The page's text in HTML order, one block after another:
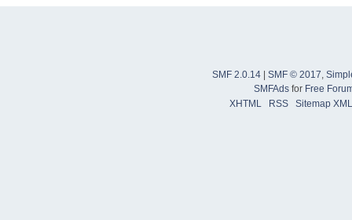
SMF 2.0.14 SMF © 2017
SMFAdsfor Free
XHTML
RSS Sitemap XML